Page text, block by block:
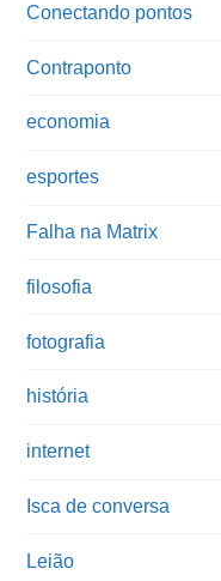
Conectando pontos
Contraponto
economia
esportes
Falha na Matrix
filosofia
fotografia
história
internet
Isca de conversa
Leião